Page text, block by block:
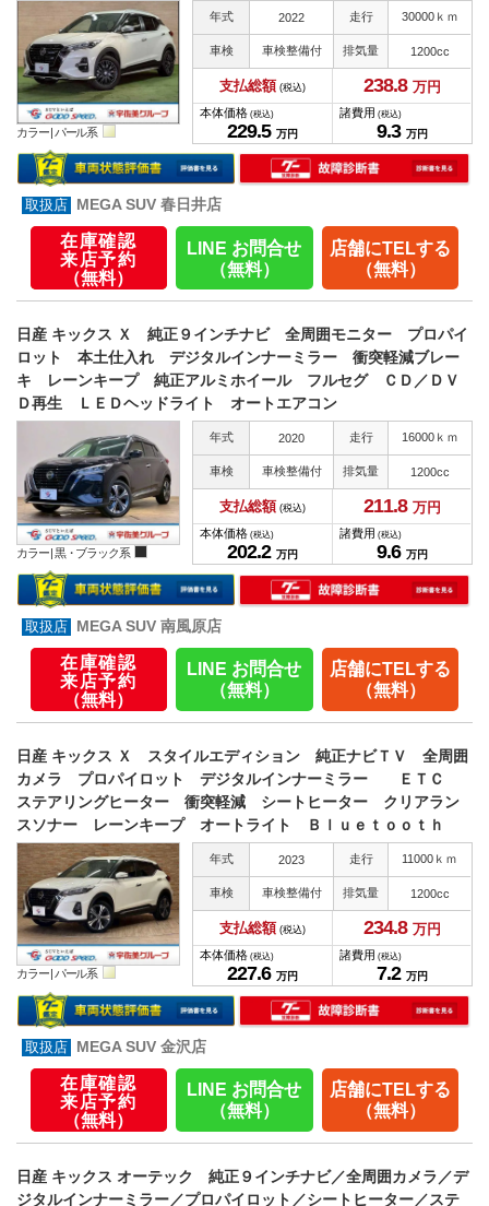
カラー | パール系
年式 2022 走行 30000ｋｍ
車検 車検整備付 排気量 1200cc
支払総額 (税込) 238.8 万円
本体価格 (税込)
229.5 万円
諸費用 (税込)
9.3 万円
MEGA SUV 春日井店
在庫確認
来店予約
（無料）
LINE お問合せ
（無料）
店舗にTELする
（無料）
日産 キックス Ｘ 純正９インチナビ 全周囲モニター プロパイ
ロット 本土仕入れ デジタルインナーミラー 衝突軽減ブレー
キ レーンキープ 純正アルミホイール フルセグ ＣＤ／ＤＶ
Ｄ再生 ＬＥＤヘッドライト オートエアコン
カラー |黒・ブラック系
年式 2020 走行 16000ｋｍ
車検 車検整備付 排気量 1200cc
支払総額 (税込) 211.8 万円
本体価格 (税込)
202.2 万円
諸費用 (税込)
9.6 万円
MEGA SUV 南風原店
在庫確認
来店予約
（無料）
LINE お問合せ
（無料）
店舗にTELする
（無料）
日産 キックス Ｘ スタイルエディション 純正ナビＴＶ 全周囲
カメラ プロパイロット デジタルインナーミラー ＥＴＣ
ステアリングヒーター 衝突軽減 シートヒーター クリアラン
スソナー レーンキープ オートライト Ｂｌｕｅｔｏｏｔｈ
カラー | パール系
年式 2023 走行 11000ｋｍ
車検 車検整備付 排気量 1200cc
支払総額 (税込) 234.8 万円
本体価格 (税込)
227.6 万円
諸費用 (税込)
7.2 万円
MEGA SUV 金沢店
在庫確認
来店予約
（無料）
LINE お問合せ
（無料）
店舗にTELする
（無料）
日産 キックス オーテック 純正９インチナビ／全周囲カメラ／デ
ジタルインナーミラー／プロパイロット／シートヒーター／ステ